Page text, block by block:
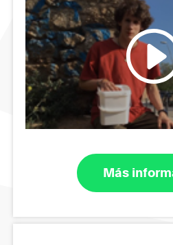
Más